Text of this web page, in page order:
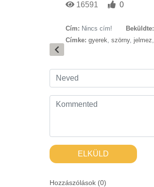
16591 0
Cím: Nincs cím! Beküldte:
Címke: gyerek, szörny, jelmez,
ELKÜLD
Hozzászólások (0)